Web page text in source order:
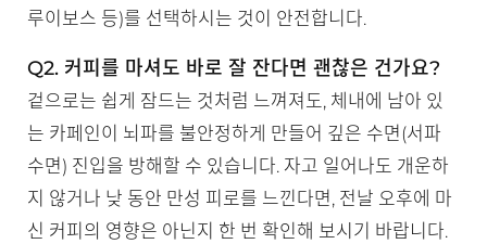
루이보스 등)를 선택하시는 것이 안전합니다.
Q2. 커피를 마셔도 바로 잘 잔다면 괜찮은 건가요?
겉으로는 쉽게 잠드는 것처럼 느껴져도, 체내에 남아 있
는 카페인이 뇌파를 불안정하게 만들어 깊은 수면(서파
수면) 진입을 방해할 수 있습니다. 자고 일어나도 개운하
지 않거나 낮 동안 만성 피로를 느낀다면, 전날 오후에 마
신 커피의 영향은 아닌지 한 번 확인해 보시기 바랍니다.